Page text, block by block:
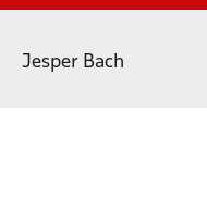
Jesper Bach